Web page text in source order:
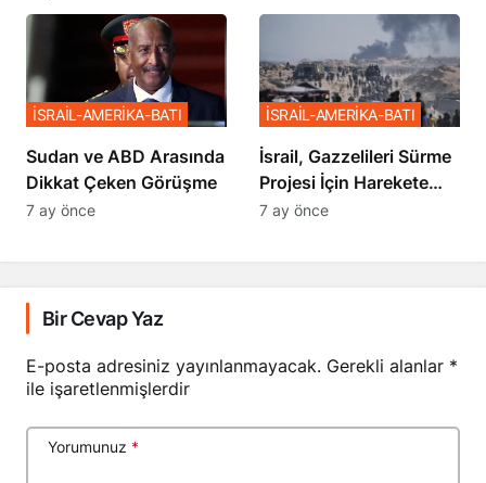
Sözler
Sudan ve ABD Arasında
Dikkat Çeken Görüşme
İSRAİL-AMERİKA-BATI
7 ay önce
İsrail, Gazzelileri Sürme
Projesi İçin Harekete
Geçti
İSRAİL-AMERİKA-BATI
7 ay önce
Bir Cevap Yaz
E-posta adresiniz yayınlanmayacak. Gerekli alanlar *
ile işaretlenmişlerdir
Yorumunuz *